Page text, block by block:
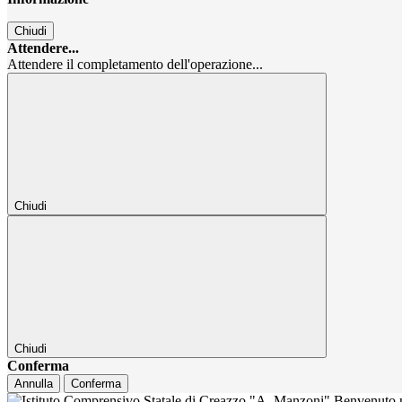
Chiudi
Attendere...
Attendere il completamento dell'operazione...
Chiudi
Chiudi
Conferma
Annulla Conferma